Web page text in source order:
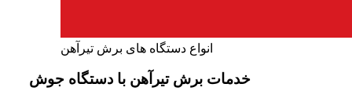
انواع دستگاه های برش تیرآهن
خدمات برش تیرآهن با دستگاه جوش